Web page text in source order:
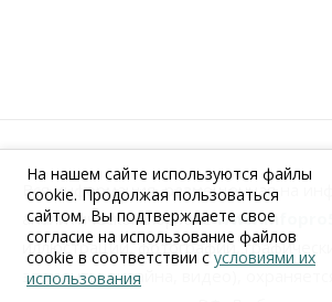
Вся информация, размещенная на
аналитическом портале
иллюстрации, фотографии,
элементы дизайна, видео),
На нашем сайте используются файлы
cookie. Продолжая пользоваться
сайтом, Вы подтверждаете свое
согласие на использование файлов
cookie в соответствии с условиями их
использования